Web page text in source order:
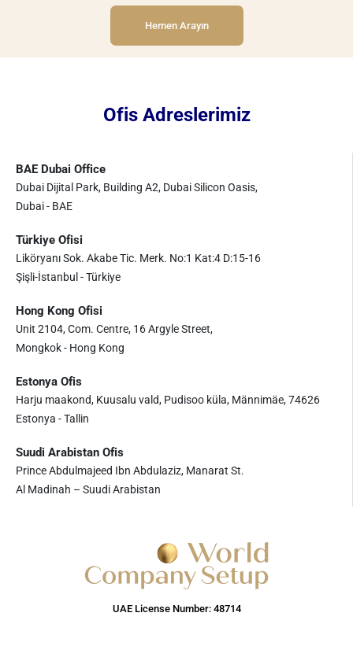
Hemen Arayın
Ofis Adreslerimiz
BAE Dubai Office
Dubai Dijital Park, Building A2, Dubai Silicon Oasis,
Dubai - BAE
Türkiye Ofisi
Liköryanı Sok. Akabe Tic. Merk. No:1 Kat:4 D:15-16
Şişli-İstanbul - Türkiye
Hong Kong Ofisi
Unit 2104, Com. Centre, 16 Argyle Street,
Mongkok - Hong Kong
Estonya Ofis
Harju maakond, Kuusalu vald, Pudisoo küla, Männimäe, 74626
Estonya - Tallin
Suudi Arabistan Ofis
Prince Abdulmajeed Ibn Abdulaziz, Manarat St.
Al Madinah – Suudi Arabistan
UAE License Number: 48714